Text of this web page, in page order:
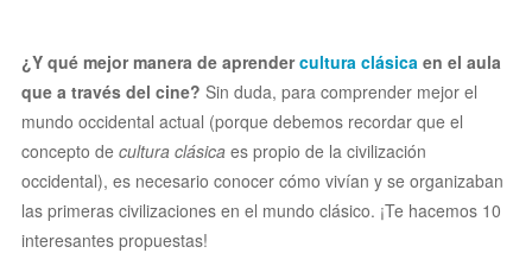
¿Y qué mejor manera de aprendercultura clásica en el aula
que a través del cine? Sin duda, para comprender mejor el
mundo occidental actual (porque debemos recordar que el
concepto de cultura clásica es propio de la civilización
occidental), es necesario conocer cómo vivían y se organizaban
las primeras civilizaciones en el mundo clásico. ¡Te hacemos 10
interesantes propuestas!